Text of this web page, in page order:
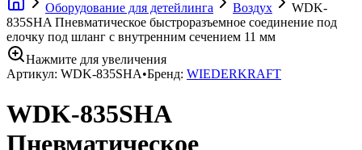
Оборудование для детейлинга Воздух
WDK-
835SHA Пневматическое быстроразъемное соединение под
елочку под шланг с внутренним сечением 11 мм
Нажмите для увеличения
Артикул: WDK-835SHA•Бренд: WIEDERKRAFT
WDK-835SHA
Пневматическое